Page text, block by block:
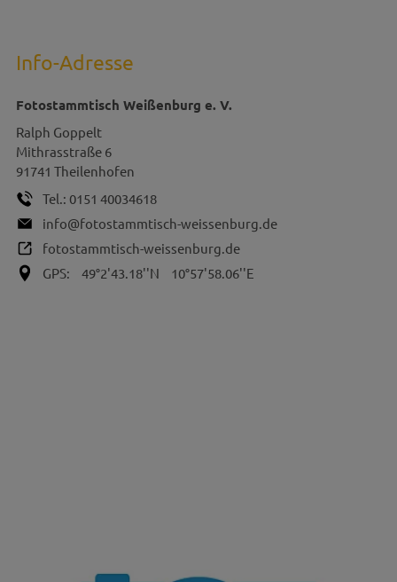
Info-Adresse
Fotostammtisch Weißenburg e. V.
Ralph Goppelt
Mithrasstraße 6
91741 Theilenhofen
Tel.: 0151 40034618
info@fotostammtisch-weissenburg.de
fotostammtisch-weissenburg.de
GPS:
49°2'43.18''N 10°57'58.06''E